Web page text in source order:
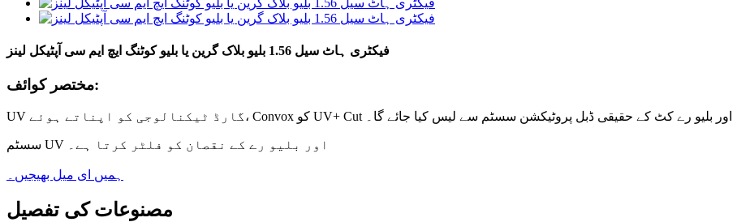
فیکٹری ہاٹ سیل 1.56 بلیو بلاک گرین یا بلیو کوٹنگ ایچ ایم سی آپٹیکل لینز
مختصر کوائف:
UV گارڈ ٹیکنالوجی کو اپناتے ہوئے، Convox کو UV+ Cut اور بلیو رے کٹ کے حقیقی ڈبل پروٹیکشن سسٹم سے لیس کیا جائے گا۔
سسٹم UV اور بلیو رے کے نقصان کو فلٹر کرتا ہے۔
ہمیں ای میل بھیجیں۔
مصنوعات کی تفصیل